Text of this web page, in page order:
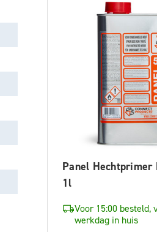
Panel
1l
Voor 15:00 besteld,
werkdag in huis